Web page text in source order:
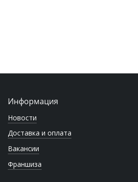
Информация
Новости
Доставка и оплата
Вакансии
Франшиза